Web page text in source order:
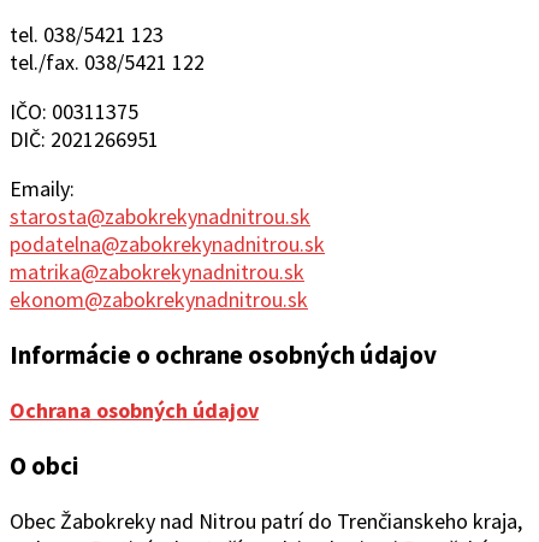
tel. 038/5421 123
tel./fax. 038/5421 122
IČO: 00311375
DIČ: 2021266951
Emaily:
starosta@zabokrekynadnitrou.sk
podatelna@zabokrekynadnitrou.sk
matrika@zabokrekynadnitrou.sk
ekonom@zabokrekynadnitrou.sk
Informácie o ochrane osobných údajov
Ochrana osobných údajov
O obci
Obec Žabokreky nad Nitrou patrí do Trenčianskeho kraja,